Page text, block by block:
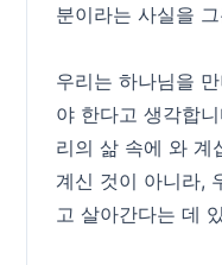
분이라는 사실을
우리는 하나님을
야 한다고 생각합
리의 삶 속에 와 계
계신 것이 아니라,
고 살아간다는 데